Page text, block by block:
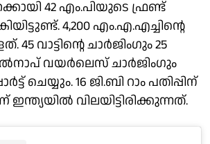
42 എം.പിയുടെ ഫ്രണ്ട്
4,200 എം.എ.എച്ചിന്റെ
45 വാട്ടിന്റെ ചാര്‍ജിംഗും 25
വയര്‍ലെസ് ചാര്‍ജിംഗും
ചെയ്യും. 16 ജി.ബി റാം പതിപ്പിന്
ഇന്ത്യയില്‍ വിലയിട്ടിരിക്കുന്നത്.